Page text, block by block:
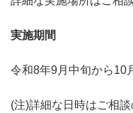
実施期間
令和8年9月中旬から10
(注)詳細な日時はご相談